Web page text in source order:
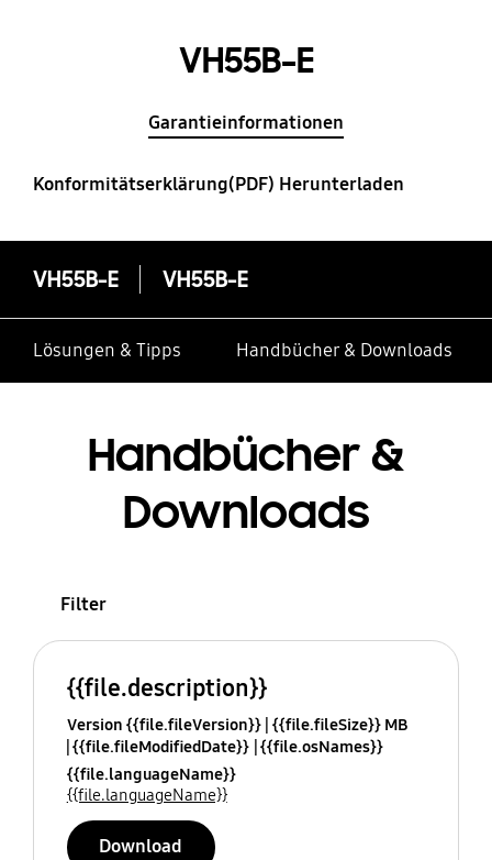
VH55B-E
Garantieinformationen
Konformitätserklärung(PDF) Herunterladen
VH55B-E VH55B-E
Lösungen & Tipps Handbücher & Downloads
Handbücher &
Downloads
Filter
{{file.description}}
Version {{file.fileVersion}} {{file.fileSize}} MB
{{file.fileModifiedDate}} {{file.osNames}}
{{file.languageName}}
{{file.languageName}}
Download